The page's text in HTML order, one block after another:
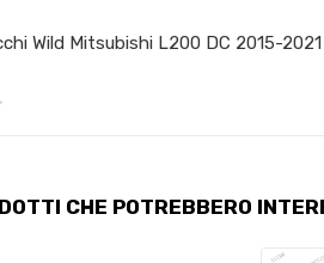
Wild Mitsubishi L200 DC 2015-2021
CHE POTREBBERO